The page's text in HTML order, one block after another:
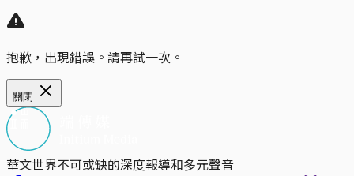
抱歉，出現錯誤。請再試一次。
關閉
華文世界不可或缺的深度報導和多元聲音